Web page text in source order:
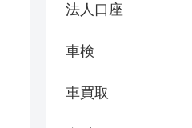
法人口座
車検
車買取